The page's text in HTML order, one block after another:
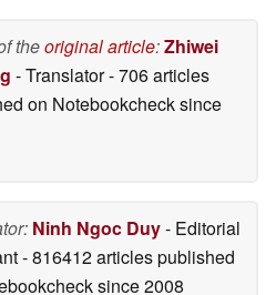
theoriginal article:Zhiwei
- Translator- 706 articles
on Notebookchecksince
Ninh Ngoc Duy- Editorial
- 816412 articles published
since 2008